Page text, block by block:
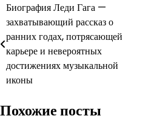
Навигация
по
записям
Биография Леди Гага —
захватывающий рассказ о
ранних годах, потрясающей
карьере и невероятных
достижениях музыкальной
иконы
Похожие посты